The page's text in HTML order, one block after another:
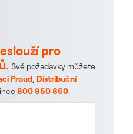
pro
Své požadavky můžete
Proud, Distribuční
800 850 860.